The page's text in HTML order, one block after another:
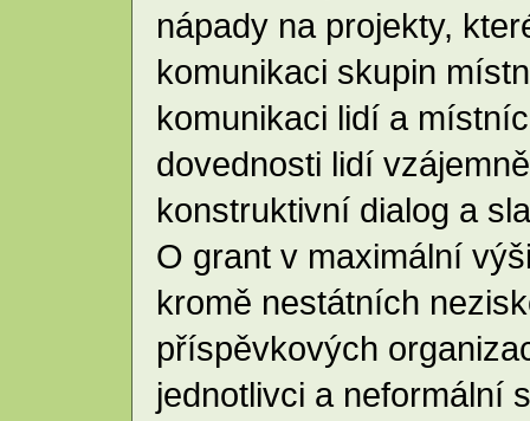
nápady na projekty,
komunikaci skupin
komunikaci lidí a
dovednosti lidí
konstruktivní dialog a
O grant v maximální
kromě nestátních
příspěvkových
jednotlivci a neformální